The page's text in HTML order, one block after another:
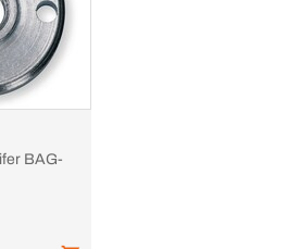
BAG-